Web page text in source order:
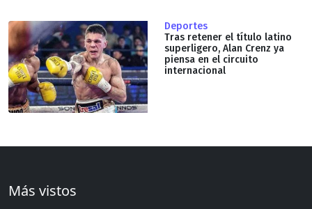
Deportes
Tras retener el título latino
superligero, Alan Crenz ya
piensa en el circuito
internacional
Más vistos